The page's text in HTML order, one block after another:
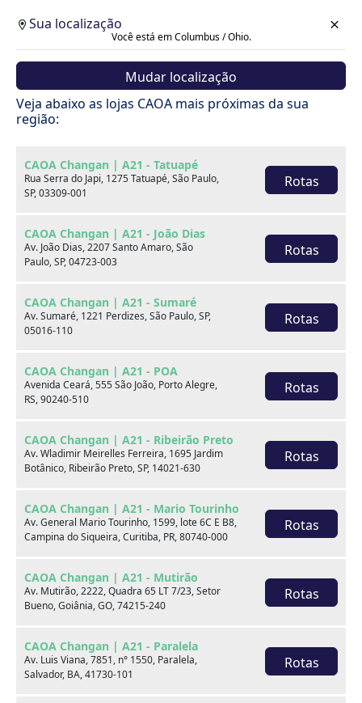
Sua localização
Você está em Columbus / Ohio.
Mudar localização
Veja abaixo as lojas CAOA mais próximas da sua
região:
CAOA Changan | A21 - Tatuapé
Rua Serra do Japi, 1275 Tatuapé, São Paulo,
SP, 03309-001
Rotas
CAOA Changan | A21 - João Dias
Av. João Dias, 2207 Santo Amaro, São
Paulo, SP, 04723-003
Rotas
CAOA Changan | A21 - Sumaré
Av. Sumaré, 1221 Perdizes, São Paulo, SP,
05016-110
Rotas
CAOA Changan | A21 - POA
Avenida Ceará, 555 São João, Porto Alegre,
RS, 90240-510
Rotas
CAOA Changan | A21 - Ribeirão Preto
Av. Wladimir Meirelles Ferreira, 1695 Jardim
Botânico, Ribeirão Preto, SP, 14021-630
Rotas
CAOA Changan | A21 - Mario Tourinho
Av. General Mario Tourinho, 1599, lote 6C E B8,
Campina do Siqueira, Curitiba, PR, 80740-000
Rotas
CAOA Changan | A21 - Mutirão
Av. Mutirão, 2222, Quadra 65 LT 7/23, Setor
Bueno, Goiânia, GO, 74215-240
Rotas
CAOA Changan | A21 - Paralela
Av. Luis Viana, 7851, n° 1550, Paralela,
Salvador, BA, 41730-101
Rotas
Carros
Marca
Ver estoque
Escolha por categoria
Hatch